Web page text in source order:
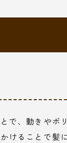
で、動きやボ
けることで髪